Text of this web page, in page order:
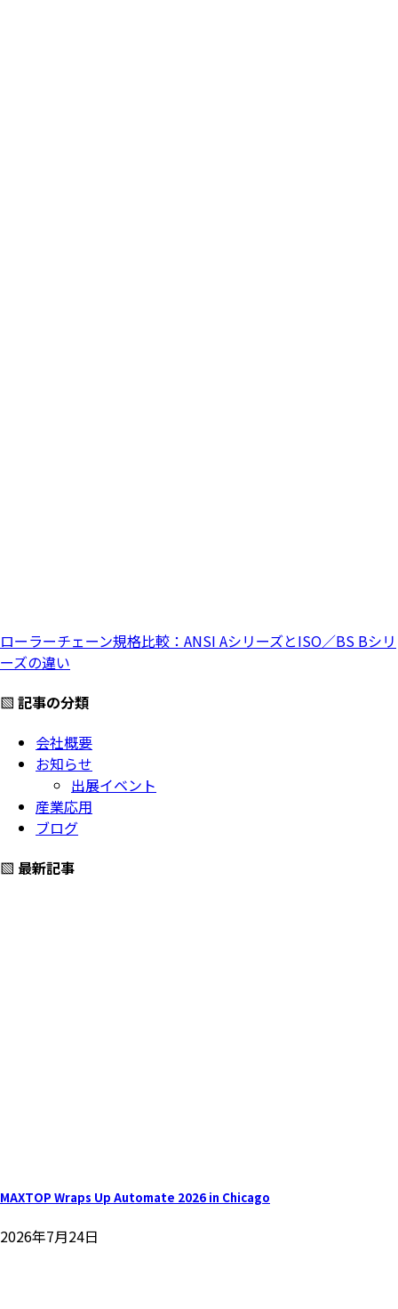
ローラーチェーン規格比較：ANSI AシリーズとISO／BS Bシリ
ーズの違い
▧ 記事の分類
会社概要
お知らせ
出展イベント
産業応用
ブログ
▧ 最新記事
MAXTOP Wraps Up Automate 2026 in Chicago
2026年7月24日